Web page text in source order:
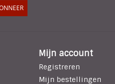
Mijn account
Registreren
Mijn bestellingen